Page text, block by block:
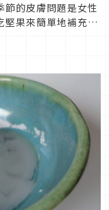
節的皮膚問題是女性
堅果來簡單地補充美
「印加果」。那它